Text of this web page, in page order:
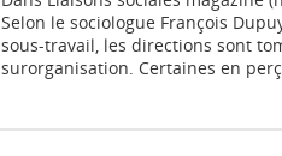
Selon le sociologue François
sous-travail, les directions sont
surorganisation. Certaines en